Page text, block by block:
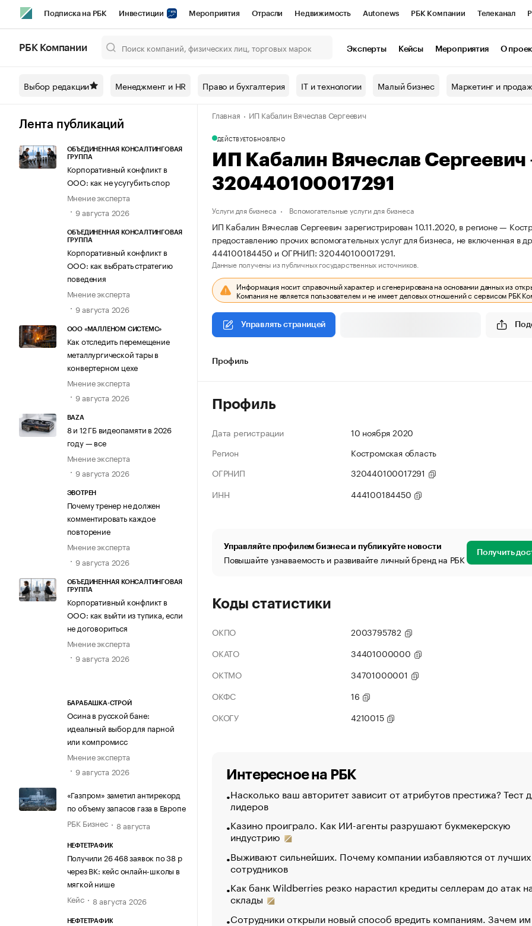
Подписка на РБК Инвестиции Мероприятия Отрасли Недвижимость Autonews РБК Компании Телеканал
Спецпроекты СПб Конференции СПб Спецпроекты Проверка контрагентов
Технологии и медиа Рынок наличной валюты
РБК Компании Эксперты Кейсы Мероприятия О
Выбор редакции Менеджмент и HR Право и бухгалтерия IT и технологии Малый бизнес Маркетинг и
Лента публикаций
ОБЪЕДИНЕННАЯ КОНСАЛТИНГОВАЯ
ГРУППА
Корпоративный конфликт в
ООО: как не усугубить спор
Мнение эксперта
9 августа 2026
ОБЪЕДИНЕННАЯ КОНСАЛТИНГОВАЯ
ГРУППА
Корпоративный конфликт в
ООО: как выбрать стратегию
поведения
Мнение эксперта
9 августа 2026
ООО «МАЛЛЕНОМ СИСТЕМС»
Как отследить перемещение
металлургической тары в
конвертерном цехе
Мнение эксперта
9 августа 2026
BAZA
8 и 12 ГБ видеопамяти в 2026
году — все
Мнение эксперта
9 августа 2026
ЭВОТРЕН
Почему тренер не должен
комментировать каждое
повторение
Мнение эксперта
9 августа 2026
ОБЪЕДИНЕННАЯ КОНСАЛТИНГОВАЯ
ГРУППА
Корпоративный конфликт в
ООО: как выйти из тупика, если
не договориться
Мнение эксперта
9 августа 2026
БАРАБАШКА-СТРОЙ
Осина в русской бане:
идеальный выбор для парной
или компромисс
Мнение эксперта
9 августа 2026
«Газпром» заметил антирекорд
по объему запасов газа в Европе
РБК Бизнес
8 августа
НЕФТЕТРАФИК
Получили 26 468 заявок по 38 р
через ВК: кейс онлайн-школы в
мягкой нише
Кейс
8 августа 2026
НЕФТЕТРАФИК
Главная ИП Кабалин Вячеслав Сергеевич
ДЕЙСТВУЕТОБНОВЛЕНО
ИП Кабалин Вячеслав
320440100017291
Услуги для бизнеса Вспомогательные услуги для бизнеса
ИП Кабалин Вячеслав Сергеевич зарегистрирован 10.11.2020, в регионе —
предоставлению прочих вспомогательных услуг для бизнеса, не включенная в
444100184450 и ОГРНИП: 320440100017291.
Данные получены из публичных государственных источников.
Информация носит справочный характер и сгенерирована на основании данных из
Компания не является пользователем и не имеет деловых отношений с сервисом РБК
Управлять страницей
Профиль
Профиль
Дата регистрации
10 ноября 2020
Регион
Костромская область
ОГРНИП
320440100017291
ИНН
444100184450
Управляйте профилем бизнеса и публикуйте новости
Повышайте узнаваемость и развивайте личный бренд на РБК Получить
Коды статистики
ОКПО
2003795782
ОКАТО
34401000000
ОКТМО
34701000001
ОКФС
16
ОКОГУ
4210015
Интересное на РБК
Насколько ваш авторитет зависит от атрибутов престижа? Тест
лидеров
Казино проиграло. Как ИИ-агенты разрушают букмекерскую
индустрию
Выживают сильнейших. Почему компании избавляются от лучших
сотрудников
Как банк Wildberries резко нарастил кредиты селлерам до атак
склады
Сотрудники открыли новый способ вредить компаниям. Зачем